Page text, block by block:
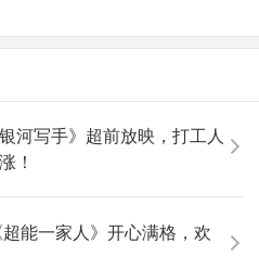
河写手》超前放映，打工人
！
能一家人》开心满格，欢